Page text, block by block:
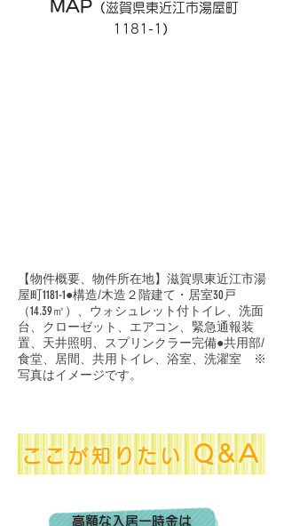
【物件概要、物件所在地】滋賀県東近江市湯
屋町1181-1●構造/木造２階建て・居室30戸
（14.39㎡）、ウォシュレット付トイレ、洗面
台、クローゼット、エアコン、緊急通報装
置、天井照明、スプリンクラー完備●共用部/
食堂、居間、共用トイレ、浴室、洗濯室 ※
写真はイメージです。
ここが知りたい Q&A
高額な入居一時金は
MAP （滋賀県東近江市湯屋町
1181-1 ）